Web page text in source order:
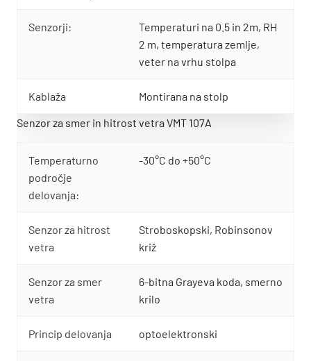
Senzorji:
Temperaturi na 0.5 in 2m, RH
2 m, temperatura zemlje,
veter na vrhu stolpa
Kablaža
Montirana na stolp
Senzor za smer in hitrost vetra VMT 107A
Temperaturno
področje
delovanja:
-30°C do +50°C
Senzor za hitrost
vetra
Stroboskopski, Robinsonov
križ
Senzor za smer
vetra
6-bitna Grayeva koda, smerno
krilo
Princip delovanja optoelektronski